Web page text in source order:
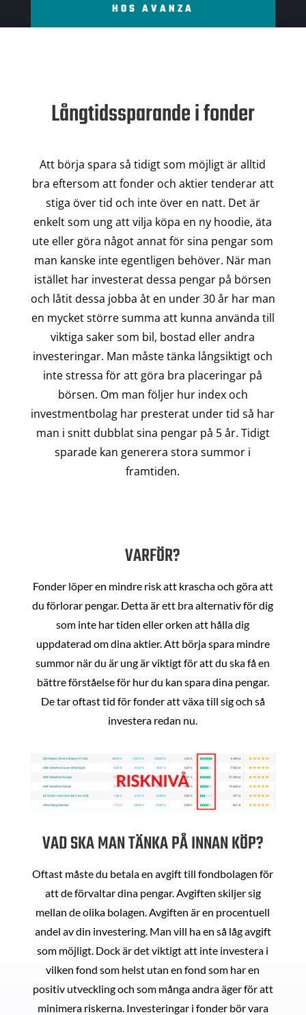
HOS AVANZA
Långtidssparande i fonder
Att börja spara så tidigt som möjligt är alltid
bra eftersom att fonder och aktier tenderar att
stiga över tid och inte över en natt. Det är
enkelt som ung att vilja köpa en ny hoodie, äta
ute eller göra något annat för sina pengar som
man kanske inte egentligen behöver. När man
istället har investerat dessa pengar på börsen
och låtit dessa jobba åt en under 30 år har man
en mycket större summa att kunna använda till
viktiga saker som bil, bostad eller andra
investeringar. Man måste tänka långsiktigt och
inte stressa för att göra bra placeringar på
börsen. Om man följer hur index och
investmentbolag har presterat under tid så har
man i snitt dubblat sina pengar på 5 år. Tidigt
sparade kan generera stora summor i
framtiden.
VARFÖR?
Fonder löper en mindre risk att krascha och göra att
du förlorar pengar. Detta är ett bra alternativ för dig
som inte har tiden eller orken att hålla dig
uppdaterad om dina aktier. Att börja spara mindre
summor när du är ung är viktigt för att du ska få en
bättre förståelse för hur du kan spara dina pengar.
De tar oftast tid för fonder att växa till sig och så
investera redan nu.
VAD SKA MAN TÄNKA PÅ INNAN KÖP?
Oftast måste du betala en avgift till fondbolagen för
att de förvaltar dina pengar. Avgiften skiljer sig
mellan de olika bolagen. Avgiften är en procentuell
andel av din investering. Man vill ha en så låg avgift
som möjligt. Dock är det viktigt att inte investera i
vilken fond som helst utan en fond som har en
positiv utveckling och som många andra äger för att
minimera riskerna. Investeringar i fonder bör vara